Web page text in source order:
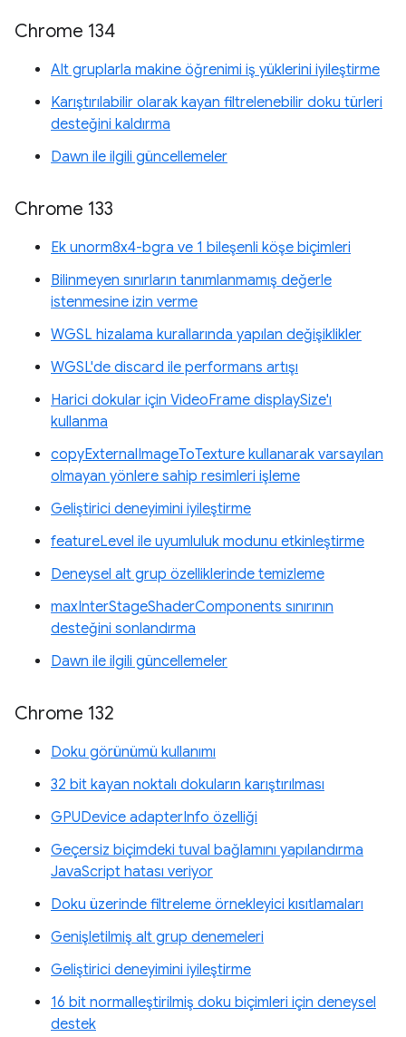
Chrome 134
Alt gruplarla makine öğrenimi iş yüklerini iyileştirme
Karıştırılabilir olarak kayan filtrelenebilir doku türleri
desteğini kaldırma
Dawn ile ilgili güncellemeler
Chrome 133
Ek unorm8x4-bgra ve 1 bileşenli köşe biçimleri
Bilinmeyen sınırların tanımlanmamış değerle
istenmesine izin verme
WGSL hizalama kurallarında yapılan değişiklikler
WGSL'de discard ile performans artışı
Harici dokular için VideoFrame displaySize'ı
kullanma
copyExternalImageToTexture kullanarak varsayılan
olmayan yönlere sahip resimleri işleme
Geliştirici deneyimini iyileştirme
featureLevel ile uyumluluk modunu etkinleştirme
Deneysel alt grup özelliklerinde temizleme
maxInterStageShaderComponents sınırının
desteğini sonlandırma
Dawn ile ilgili güncellemeler
Chrome 132
Doku görünümü kullanımı
32 bit kayan noktalı dokuların karıştırılması
GPUDevice adapterInfo özelliği
Geçersiz biçimdeki tuval bağlamını yapılandırma
JavaScript hatası veriyor
Doku üzerinde filtreleme örnekleyici kısıtlamaları
Genişletilmiş alt grup denemeleri
Geliştirici deneyimini iyileştirme
16 bit normalleştirilmiş doku biçimleri için deneysel
destek